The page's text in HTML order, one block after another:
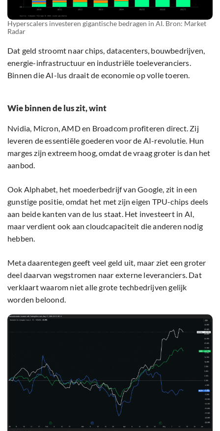
Hyperscalers investeren gigantische bedragen in AI. Bron: Market
Radar
Dat geld stroomt naar chips, datacenters, bouwbedrijven,
energie-infrastructuur en industriële toeleveranciers.
Binnen die AI-lus draait de economie op volle toeren.
Wie binnen de lus zit, wint
Nvidia, Micron, AMD en Broadcom profiteren direct. Zij
leveren de essentiële goederen voor de AI-revolutie. Hun
marges zijn extreem hoog, omdat de vraag groter is dan het
aanbod.
Ook Alphabet, het moederbedrijf van Google, zit in een
gunstige positie, omdat het met zijn eigen TPU-chips deels
aan beide kanten van de lus staat. Het investeert in AI,
maar verdient ook aan cloudcapaciteit die anderen nodig
hebben.
Meta daarentegen geeft veel geld uit, maar ziet een groter
deel daarvan wegstromen naar externe leveranciers. Dat
verklaart waarom niet alle grote techbedrijven gelijk
worden beloond.